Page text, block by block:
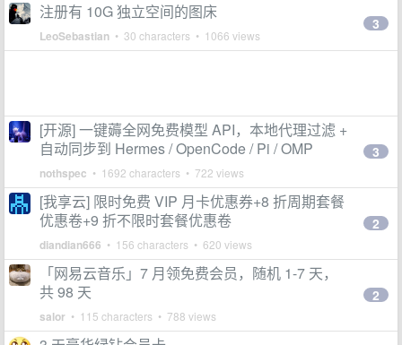
注册有 10G 独立空间的图床
LeoSebastian • 30 characters • 1066 views
3
[开源] 一键薅全网免费模型 API，本地代理过滤 +
自动同步到 Hermes / OpenCode / Pi / OMP
nothspec • 1692 characters • 722 views
3
[我享云] 限时免费 VIP 月卡优惠券+8 折周期套餐
优惠卷+9 折不限时套餐优惠卷
diandian666 • 156 characters • 620 views
2
「网易云音乐」7 月领免费会员，随机 1-7 天，
共 98 天
salor • 115 characters • 788 views
2